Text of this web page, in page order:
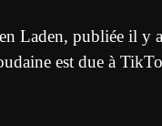
Laden, publiée il y a
est due à